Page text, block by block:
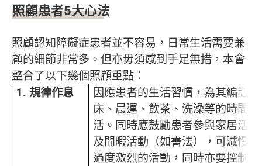
照顧患者5大心法
照顧認知障礙症患者並不容易，日常生活需要兼
顧的細節非常多。但亦毋須感到手足無措，本會
整合了以下幾個照顧重點：
1. 規律作息
因應患者的生活習慣，為其編訂
床、晨運、飲茶、洗澡等的時間
活。同時應鼓勵患者參與家居活
及閒暇活動（如書法），可減慢
過度激烈的活動，同時亦要控制